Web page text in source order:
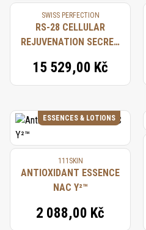
SWISS PERFECTION
RS-28 CELLULAR
REJUVENATION SECRET
15 529,00 Kč
ESSENCES & LOTIONS
111SKIN
ANTIOXIDANT ESSENCE
NAC Y²™
2 088,00 Kč